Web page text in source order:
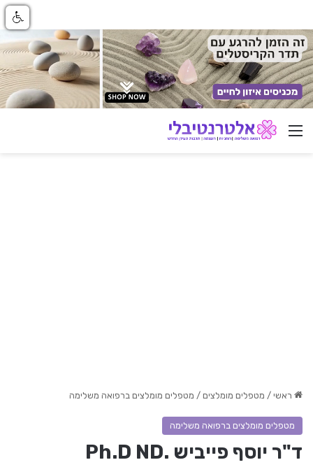
ניווט באתר
ראשי / מטפלים מומלצים / מטפלים מומלצים ברפואה משלימה
מטפלים מומלצים ברפואה משלימה
ד"ר יוסף פייביש .Ph.D ND